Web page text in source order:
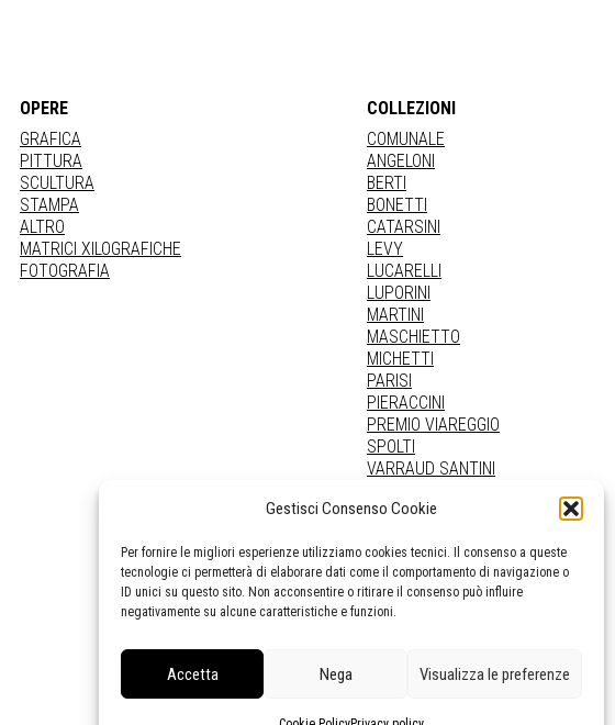
Gestisci Consenso Cookie
Per fornire le migliori esperienze utilizziamo cookies tecnici. Il consenso a queste
tecnologie ci permetterà di elaborare dati come il comportamento di navigazione o
ID unici su questo sito. Non acconsentire o ritirare il consenso può influire
negativamente su alcune caratteristiche e funzioni.
Accetta Nega Visualizza le preferenze
OPERE
GRAFICA
PITTURA
SCULTURA
STAMPA
ALTRO
MATRICI XILOGRAFICHE
FOTOGRAFIA
COLLEZIONI
COMUNALE
ANGELONI
BERTI
BONETTI
CATARSINI
LEVY
LUCARELLI
LUPORINI
MARTINI
MASCHIETTO
MICHETTI
PARISI
PIERACCINI
PREMIO VIAREGGIO
SPOLTI
VARRAUD SANTINI